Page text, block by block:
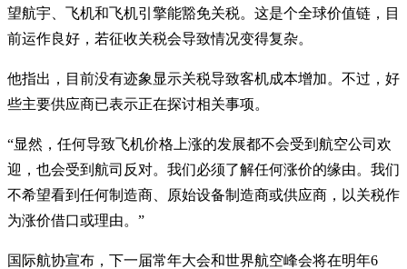
望航宇、飞机和飞机引擎能豁免关税。这是个全球价值链，目
前运作良好，若征收关税会导致情况变得复杂。
他指出，目前没有迹象显示关税导致客机成本增加。不过，好
些主要供应商已表示正在探讨相关事项。
“显然，任何导致飞机价格上涨的发展都不会受到航空公司欢
迎，也会受到航司反对。我们必须了解任何涨价的缘由。我们
不希望看到任何制造商、原始设备制造商或供应商，以关税作
为涨价借口或理由。”
国际航协宣布，下一届常年大会和世界航空峰会将在明年6